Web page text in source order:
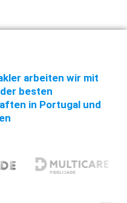
arbeiten wir mit
besten
in Portugal und